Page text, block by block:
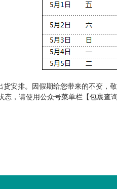
安排。因假期给您带来的不变，
，请使用公众号菜单栏【包裹查